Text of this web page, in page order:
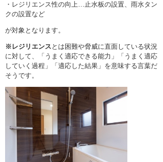
・レジリエンス性の向上…止水板の設置、雨水タン
クの設置など
が対象となります。
※レジリエンス とは困難や脅威に直面している状況
に対して、「うまく適応できる能力」「うまく適応
していく過程」「適応した結果」を意味する言葉だ
そうです。